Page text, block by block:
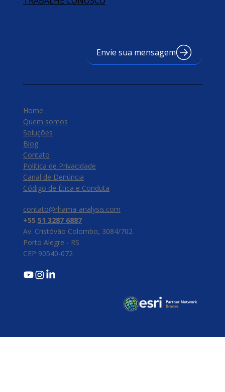
Envie sua mensagem
contato@rhama-analysis.com
+55 51 3287 6887
Av. Cristóvão Colombo, 3084/702
Porto Alegre - RS
CEP 90540-072
Home
Quem somos
Soluções
Blog
Contato
Política de Privacidade
Canal de Denúncia
​Código de Ética e Conduta